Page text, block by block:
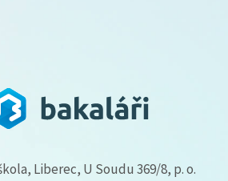
Liberec, U Soudu 369/8, p. o.